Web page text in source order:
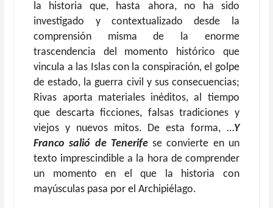
la historia que, hasta ahora, no ha sido
investigado y contextualizado desde la
comprensión misma de la enorme
trascendencia del momento histórico que
vincula a las Islas con la conspiración, el golpe
de estado, la guerra civil y sus consecuencias;
Rivas aporta materiales inéditos, al tiempo
que descarta ficciones, falsas tradiciones y
viejos y nuevos mitos. De esta forma, …Y
Franco salió de Tenerifese convierte en un
texto imprescindible a la hora de comprender
un momento en el que la historia con
mayúsculas pasa por el Archipiélago.